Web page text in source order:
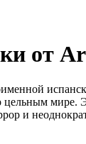
от
цельным мире.
и